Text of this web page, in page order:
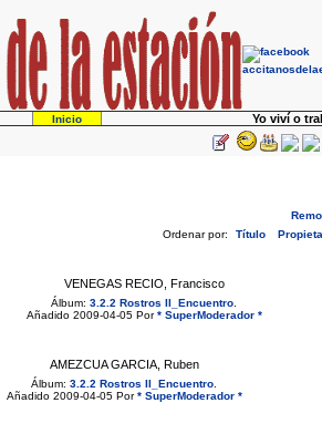
Inicio Yo viví o
Ordenar por:
Título
VENEGAS RECIO, Francisco
Álbum: 3.2.2 Rostros II_Encuentro
Añadido 2009-04-05 Por* SuperModerador *
AMEZCUA GARCIA, Ruben
Álbum: 3.2.2 Rostros II_Encuentro
Añadido 2009-04-05 Por* SuperModerador *